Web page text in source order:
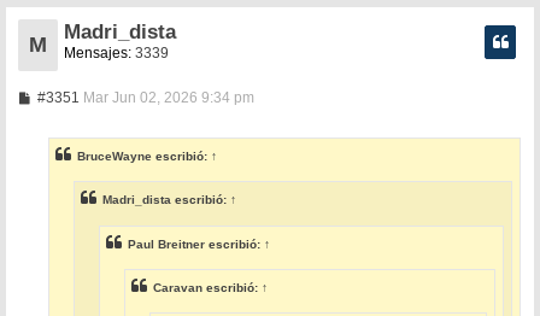
M
Madri_dista
Mensajes: 3339
#3351 M
a
j
e
Mar Jun 02, 2026 9:34 pm
BruceWayne escribió: ↑
Madri_dista escribió: ↑
Paul Breitner escribió: ↑
Caravan escribió: ↑